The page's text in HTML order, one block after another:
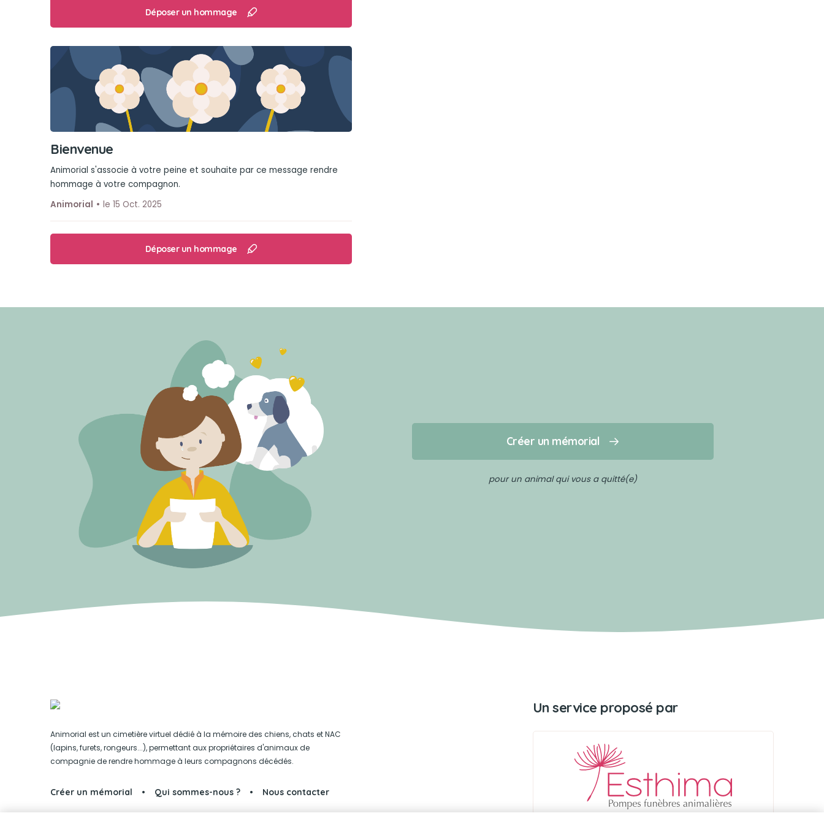
Déposer un hommage
Bienvenue
Animorial s'associe à votre peine et souhaite par ce message rendre
hommage à votre compagnon.
Animorial
le 15 Oct. 2025
Déposer un hommage
Créer un mémorial
pour un animal qui vous a quitté(e)
Animorial est un cimetière virtuel dédié à la mémoire des chiens, chats et NAC
(lapins, furets, rongeurs...), permettant aux propriétaires d'animaux de
compagnie de rendre hommage à leurs compagnons décédés.
Créer un mémorial Qui sommes-nous ? Nous contacter
Un service proposé par